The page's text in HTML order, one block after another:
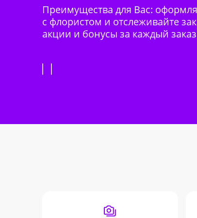
Преимущества для Вас:
с флористом и отслеживайте
акции и бонусы за каждый